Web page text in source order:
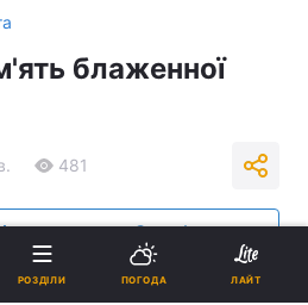
блаженної
481
на нас в Google
РОЗДІЛИ ПОГОДА ЛАЙТ